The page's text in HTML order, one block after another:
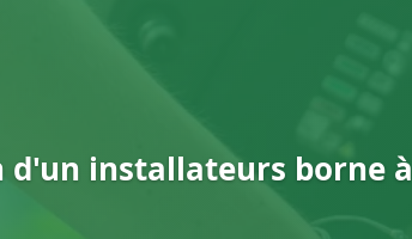
d'un installateurs borne à